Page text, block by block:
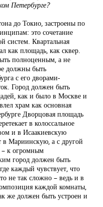
Петербурге?
до Токио, застроены по
это сочетание
систем. Квартальная
как площадь, как сквер.
полноценным, а не
должны быть
с его дворами-
Город должен быть
как и было в Москве и
храм как основная
Дворцовая площадь
в колоссальное
и в Исаакиевскую
в Мариинскую, а с другой
к огромным
город должен быть
каждый чувствует, что
не так сложно – ведь и в
каждой комнаты,
же должен быть устроен и